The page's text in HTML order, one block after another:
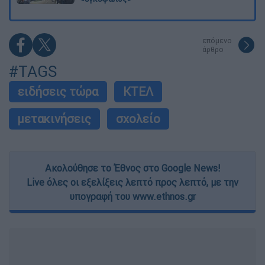
επόμενο
άρθρο
#TAGS
ειδήσεις τώρα
ΚΤΕΛ
μετακινήσεις
σχολείο
Ακολούθησε το Έθνος στο Google News!
Live όλες οι εξελίξεις λεπτό προς λεπτό, με την
υπογραφή του www.ethnos.gr